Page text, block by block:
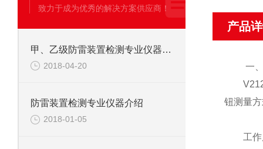
致力于成为优秀的解决方案供应商！
甲、乙级防雷装置检测专业仪器设备
2018-04-20
防雷装置检测专业仪器介绍
2018-01-05
产品
一、
钮测量
工作原